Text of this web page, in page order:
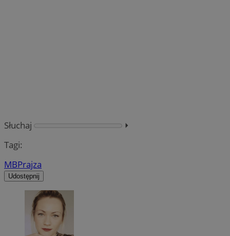
Słuchaj
⏵︎
Tagi:
MBPrajza
Udostępnij